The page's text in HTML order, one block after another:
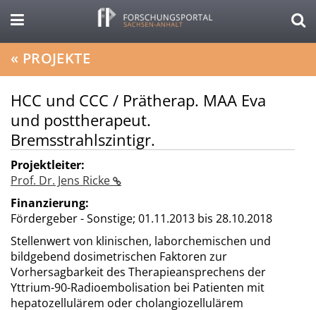
« PROJEKTE
HCC und CCC / Prätherap. MAA Eva
und posttherapeut.
Bremsstrahlszintigr.
Projektleiter:
Prof. Dr. Jens Ricke
Finanzierung:
Fördergeber - Sonstige; 01.11.2013 bis 28.10.2018
Stellenwert von klinischen, laborchemischen und
bildgebend dosimetrischen Faktoren zur
Vorhersagbarkeit des Therapieansprechens der
Yttrium-90-Radioembolisation bei Patienten mit
hepatozellulärem oder cholangiozellulärem